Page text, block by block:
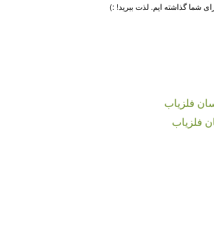
شما گذاشته ایم. لذت ببرید! :)
فلزیاب
فلزیاب